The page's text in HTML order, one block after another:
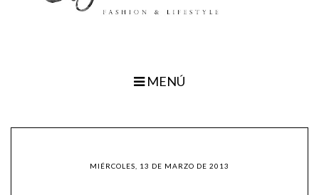
MENÚ
MIÉRCOLES, 13 DE MARZO DE 2013